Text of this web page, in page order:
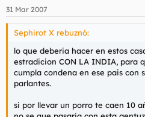
31 Mar 2007
Sephirot X rebuznó:
lo que deberia hacer en estos
estradicion CON LA INDIA, para
cumpla condena en ese pais con
parlantes.
si por llevar un porro te caen 10